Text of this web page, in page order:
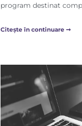
program destinat
Citește în continuare ➞